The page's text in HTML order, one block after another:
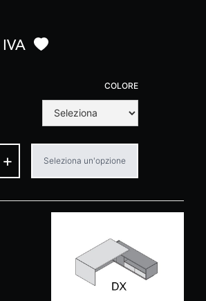
COLORE
+ Seleziona un'opzione